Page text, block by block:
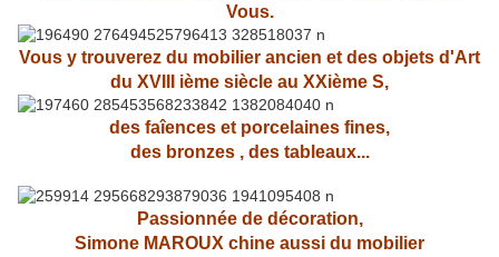
Vous.
Vous y trouverez du mobilier ancien et des objets d'Art
du XVIII ième siècle au XXième S,
des faîences et porcelaines fines,
des bronzes , des tableaux...
Passionnée de décoration,
Simone MAROUX chine aussi du mobilier